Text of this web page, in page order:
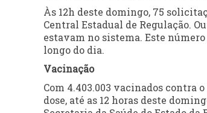
Às 12h deste domingo, 75
Central Estadual de Regulação.
estavam no sistema. Este
longo do dia.
Vacinação
Com 4.403.003 vacinados contra
dose, até as 12 horas deste